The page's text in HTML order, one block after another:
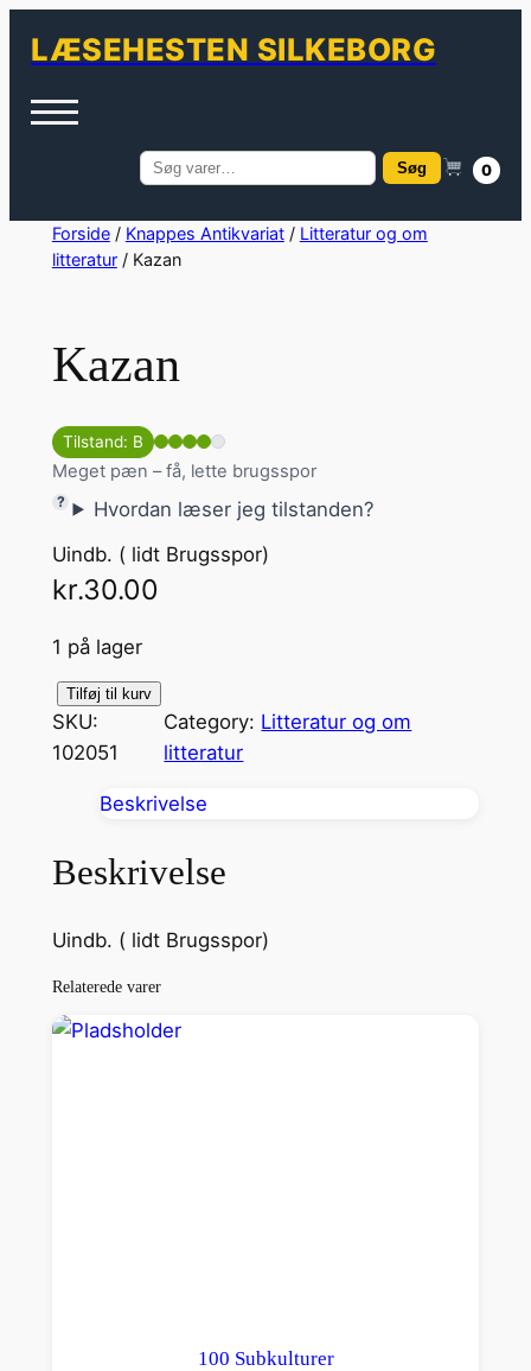
LÆSEHESTEN SILKEBORG
Søg
Søg 0
SpringForside/ Knappes Antikvariat/ Litteratur og om
litteratur/ Kazan
Kazan
Tilstand: B
Meget pæn – få, lette brugsspor
Hvordan læser jeg tilstanden?
Uindb. ( lidt Brugsspor)
kr.30.00
1 på lager
a
z
n
a
Tilføj til kurv
SKU:
102051
Category: Litteratur og om
litteratur
Beskrivelse
Beskrivelse
Uindb. ( lidt Brugsspor)
Relaterede varer
100 Subkulturer